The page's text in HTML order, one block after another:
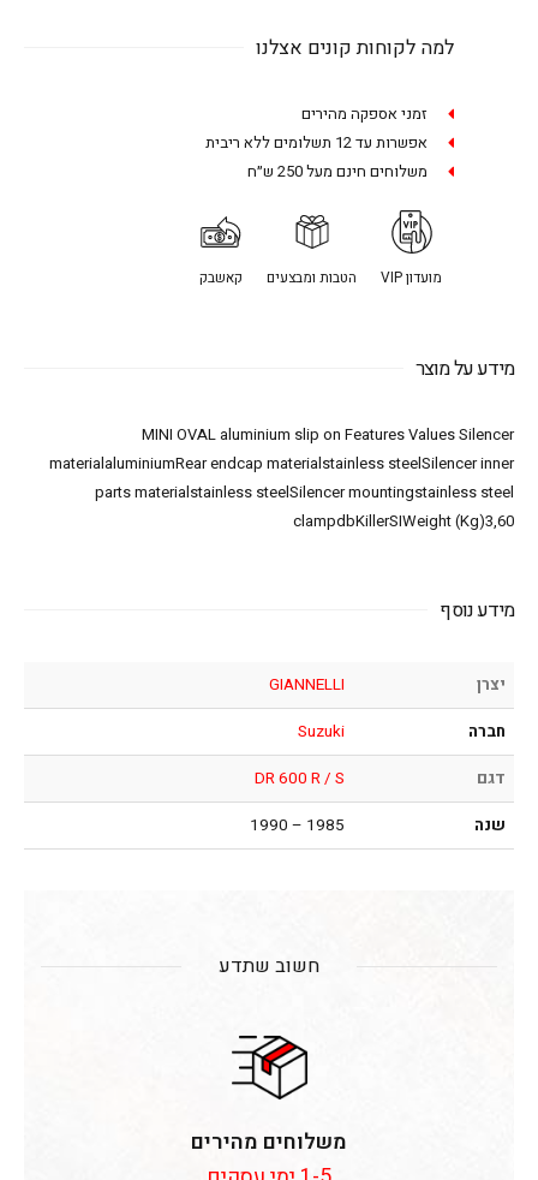
למה לקוחות קונים אצלנו
זמני אספקה מהירים
אפשרות עד 12 תשלומים ללא ריבית
משלוחים חינם מעל 250 ש״ח
מועדון VIP הטבות ומבצעים קאשבק
מידע על מוצר
MINI OVAL aluminium slip on Features Values Silencer
materialaluminiumRear endcap materialstainless steelSilencer inner
parts materialstainless steelSilencer mountingstainless steel
clampdbKillerSIWeight (Kg)3,60
מידע נוסף
יצרן
GIANNELLI
חברה
Suzuki
דגם
DR 600 R / S
שנה
1985 – 1990
חשוב שתדע
משלוחים מהירים